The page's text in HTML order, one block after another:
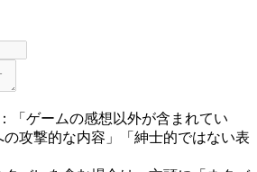
「ゲームの感想以外が含まれてい
攻撃的な内容」「紳士的ではない表